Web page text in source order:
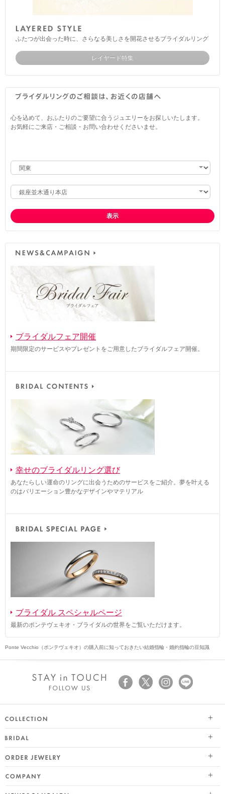
ふたつが出会った時に、さらなる美しさを開花させるブライダルリング
レイヤード特集
心を込めて、おふたりのご要望に合うジュエリーをお探しいたします。
お気軽にご来店・ご相談・お問い合わせくださいませ。
表示
ブライダルフェア開催
期間限定のサービスやプレゼントをご用意したブライダルフェア開催。
幸せのブライダルリング選び
あなたらしい運命のリングに出会うためのサービスをご紹介。夢を叶える
のはバリエーション豊かなデザインやマテリアル
ブライダル スペシャルページ
最新のポンテヴェキオ・ブライダルの世界をご覧いただけます。
Ponte Vecchio（ポンテヴェキオ）の購入前に知っておきたい結婚指輪・婚約指輪の豆知識
SEASON COLLECTION（シーズンコレクション）
ETERNO FAMILY（エテルノ・ファミリー）
PURE PLATINUM 999（ピュアプラチナ999）
ブライダル トップ
婚約指輪（エンゲージリング）
オーダージュエリー